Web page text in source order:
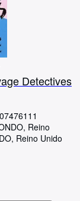
Detectives
Reino
Reino Unido